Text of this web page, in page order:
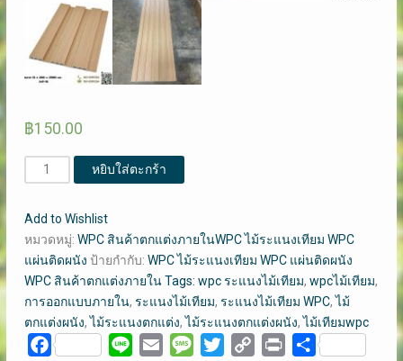
฿150.00
จำนวน
ระแนง
เทียม
WPC
ไม้
ระแนง
ตกแต่ง
ผนัง
A41-
หยิบใส่ตะกร้า
Add to Wishlist
หมวดหมู่: WPC สินค้าตกแต่งภายในWPC ไม้ระแนงเทียม WPC
แผ่นติดผนัง ป้ายกำกับ: WPC ไม้ระแนงเทียม WPC แผ่นติดผนัง
WPC สินค้าตกแต่งภายใน Tags: wpc ระแนงไม้เทียม, wpcไม้เทียม,
การออกแบบภายใน, ระแนงไม้เทียม, ระแนงไม้เทียม WPC,ไม้
ตกแต่งผนัง,ไม้ระแนงตกแต่ง,ไม้ระแนงตกแต่งผนัง,ไม้เทียมwpc
Facebook Line Email MessageTwitterCopy
Print Share